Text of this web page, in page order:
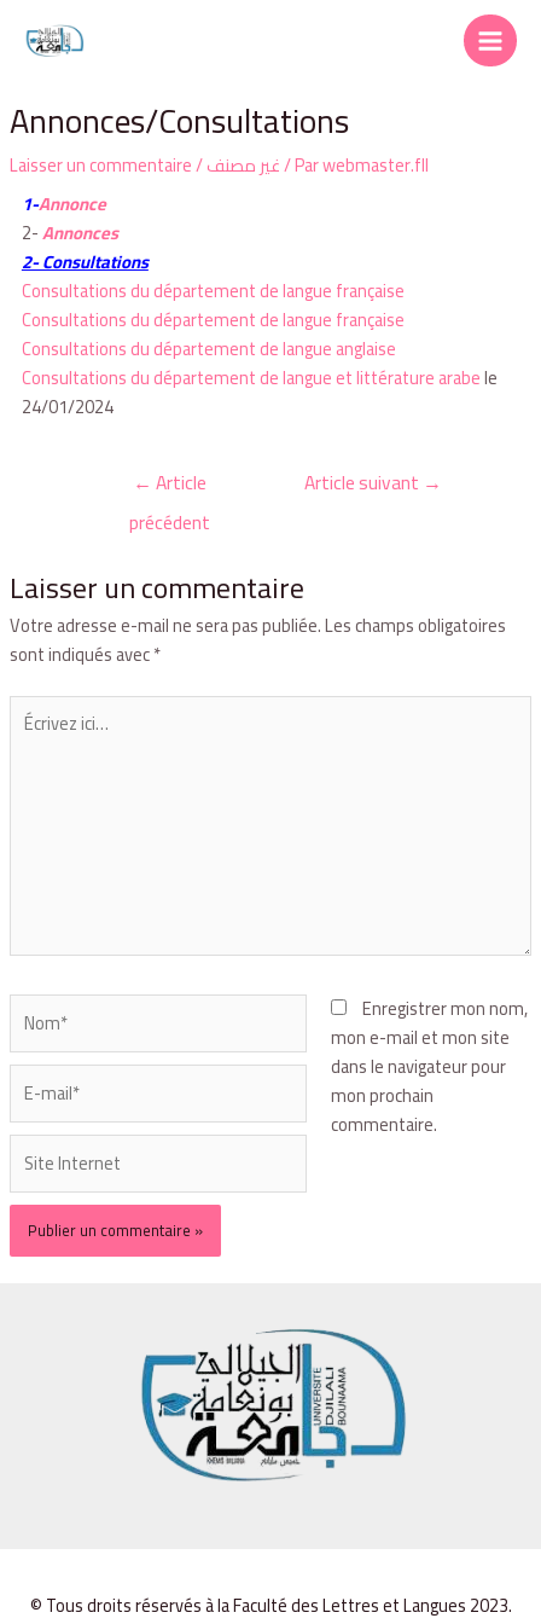
Annonces/Consultations
Laisser un commentaire/غير مصنف/ Parwebmaster.fll
1-Annonce
2-Annonces
2- Consultations
Consultations du département de langue française
Consultations du département de langue française
Consultations du département de langue anglaise
Consultations du département de langue et littérature arabele
24/01/2024
← Article
précédent
Article suivant →
Laisser un commentaire
Votre adresse e-mail ne sera pas publiée.Les champs obligatoires
sont indiqués avec*
Enregistrer mon nom,
mon e-mail et mon site
dans le navigateur pour
mon prochain
commentaire.
© Tous droits réservés à la Faculté des Lettres et Langues 2023.